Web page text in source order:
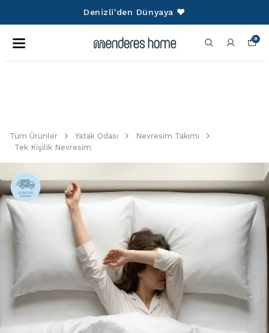
0
Tüm Ürünler Yatak Odası
Nevresim Takımı
Tek Kişilik Nevresim